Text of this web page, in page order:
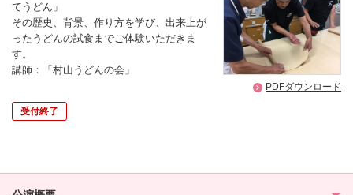
てうどん」
その歴史、背景、作り方を学び、出来上が
ったうどんの試食までご体験いただきま
す。
講師：「村山うどんの会」
受付終了
PDFダウンロード